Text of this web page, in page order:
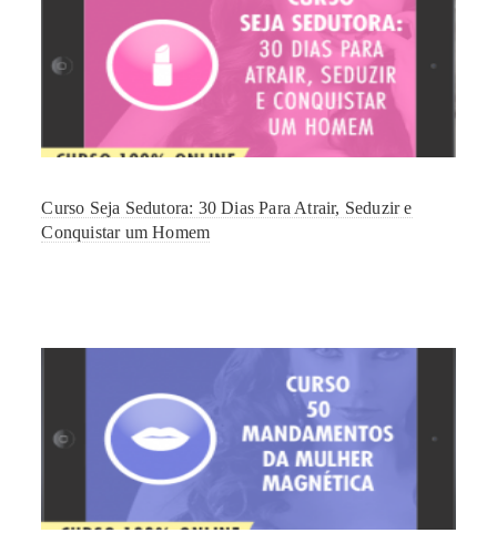
Curso Seja Sedutora: 30 Dias Para Atrair, Seduzir e
Conquistar um Homem